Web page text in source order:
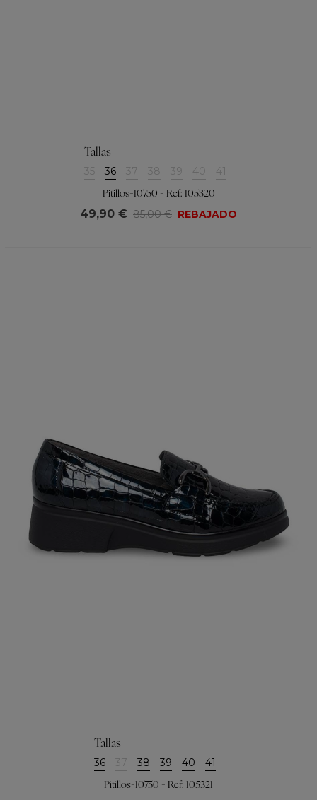
Tallas
35 36 37 38 39 40 41
Pitillos-10750 - Ref: 105320
49,90 € 85,00 € REBAJADO
Tallas
36 37 38 39 40 41
Pitillos-10750 - Ref: 105321